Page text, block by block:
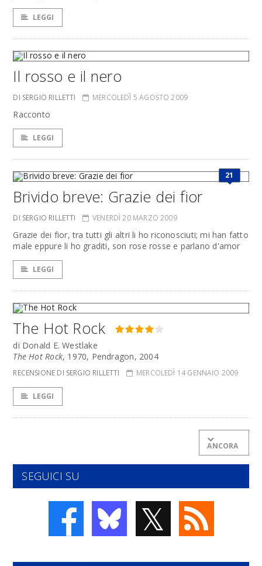
LEGGI
Il rosso e il nero
DI SERGIO RILLETTI MERCOLEDÌ 5 AGOSTO 2009
Racconto
LEGGI
21
Brivido breve: Grazie dei fior
DI SERGIO RILLETTI VENERDÌ 20 MARZO 2009
Grazie dei fior, tra tutti gli altri li ho riconosciuti; mi han fatto
male eppure li ho graditi, son rose rosse e parlano d'amor
LEGGI
The Hot Rock
di Donald E. Westlake
The Hot Rock, 1970, Pendragon, 2004
RECENSIONE DI SERGIO RILLETTI MERCOLEDÌ 14 GENNAIO 2009
LEGGI
ANCORA
SEGUICI SU
𝕏